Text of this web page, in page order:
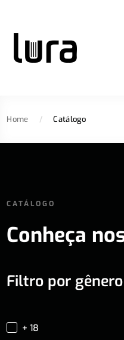
Home / Catálogo
CATÁLOGO
Conheça
Filtro por gênero
+ 18